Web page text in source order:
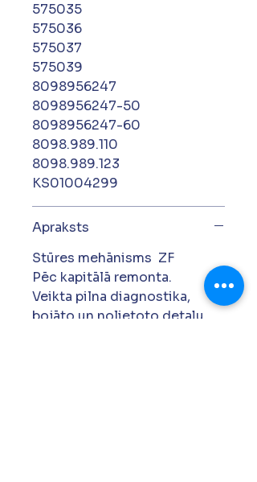
575035
575036
575037
575039
8098956247
8098956247-50
8098956247-60
8098.989.110
8098.989.123
KS01004299
Apraksts
Stūres mehānisms ZF
Pēc kapitālā remonta.
Veikta pilna diagnostika,
bojāto un nolietoto detaļu